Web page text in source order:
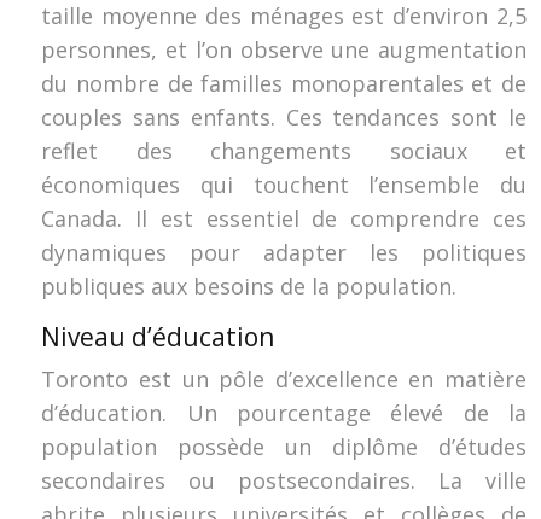
taille moyenne des ménages est d’environ 2,5
personnes, et l’on observe une augmentation
du nombre de familles monoparentales et de
couples sans enfants. Ces tendances sont le
reflet des changements sociaux et
économiques qui touchent l’ensemble du
Canada. Il est essentiel de comprendre ces
dynamiques pour adapter les politiques
publiques aux besoins de la population.
Niveau d’éducation
Toronto est un pôle d’excellence en matière
d’éducation. Un pourcentage élevé de la
population possède un diplôme d’études
secondaires ou postsecondaires. La ville